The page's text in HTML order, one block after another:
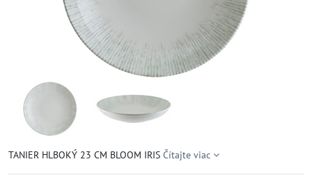
TANIER HLBOKÝ 23 CM BLOOM IRIS Čítajte viac